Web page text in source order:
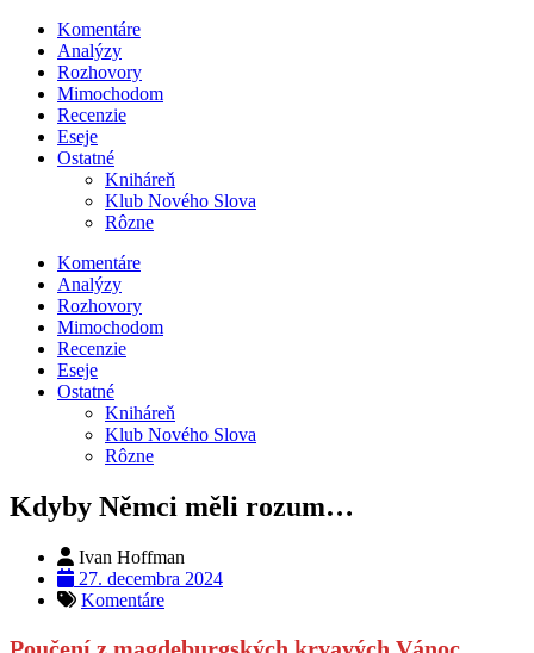
Komentáre
Analýzy
Rozhovory
Mimochodom
Recenzie
Eseje
Ostatné
Kniháreň
Klub Nového Slova
Rôzne
Komentáre
Analýzy
Rozhovory
Mimochodom
Recenzie
Eseje
Ostatné
Kniháreň
Klub Nového Slova
Rôzne
Kdyby Němci měli rozum…
Ivan Hoffman
27. decembra 2024
Komentáre